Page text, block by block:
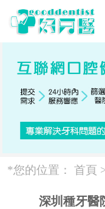
*您的位置： 首頁
深圳種牙醫